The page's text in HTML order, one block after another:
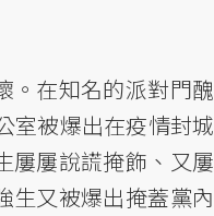
。在知名的派對門醜
室被爆出在疫情封城
屢屢說謊掩飾、又屢
生又被爆出掩蓋黨內